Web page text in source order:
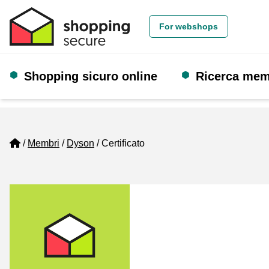
For webshops
Shopping sicuro online Ricerca
Home
Membri Dyson Certificato